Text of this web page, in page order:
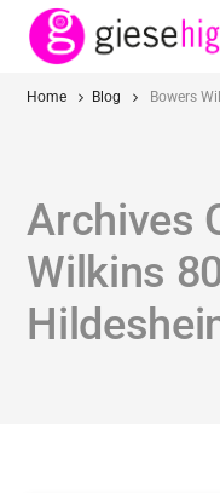
Home Blog Bowers
Archives
Wilkins